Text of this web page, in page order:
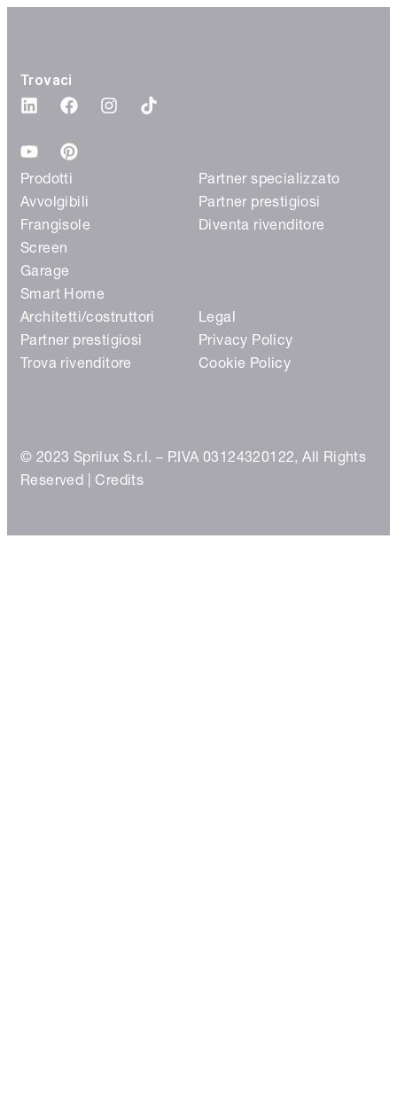
Trovaci
Prodotti
Avvolgibili
Frangisole
Screen
Garage
Smart Home
Partner specializzato
Partner prestigiosi
Diventa rivenditore
Architetti/costruttori
Partner prestigiosi
Trova rivenditore
Legal
Privacy Policy
Cookie Policy
© 2023 Sprilux S.r.l. – P.IVA 03124320122, All Rights
Reserved | Credits